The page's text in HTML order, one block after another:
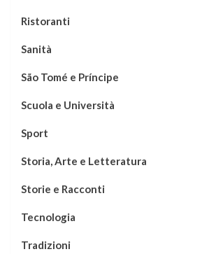
Ristoranti
Sanità
São Tomé e Príncipe
Scuola e Università
Sport
Storia, Arte e Letteratura
Storie e Racconti
Tecnologia
Tradizioni